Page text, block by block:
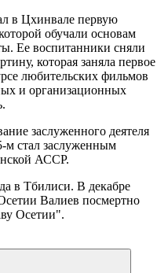
в Цхинвале первую
обучали основам
Ее воспитанники сняли
которая заняла первое
любительских фильмов
и организационных
заслуженного деятеля
м стал заслуженным
АССР.
в Тбилиси. В декабре
Валиев посмертно
Осетии".